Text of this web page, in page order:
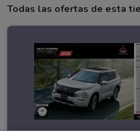
Todas las ofertas de esta